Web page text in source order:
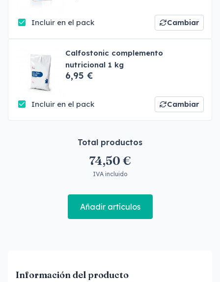
Incluir en el pack Cambiar
Calfostonic complemento
nutricional 1 kg
6,95 €
Incluir en el pack Cambiar
Total productos
74,50 €
IVA incluido
Añadir artículos
Información del producto